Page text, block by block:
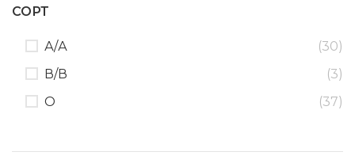
СОРТ
А/А
(30)
В/В
(3)
О
(37)